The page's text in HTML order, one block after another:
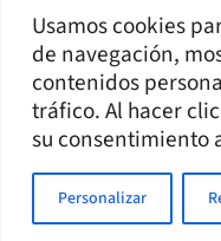
Usamos cookies
de navegación,
contenidos
tráfico. Al hacer
su consentimiento
Personalizar
©
Aviso legal y Política
Política de calidad y